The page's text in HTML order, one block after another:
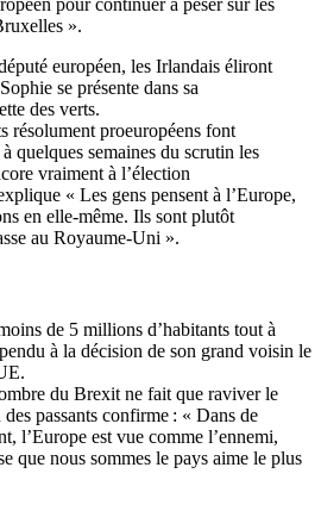
».
européen, les Irlandais éliront
se présente dans sa
des verts.
résolument proeuropéens font
quelques semaines du scrutin les
vraiment à l’élection
« Les gens pensent à l’Europe,
en elle-même. Ils sont plutôt
au Royaume-Uni ».
de 5 millions d’habitants tout à
à la décision de son grand voisin le
du Brexit ne fait que raviver le
passants confirme : « Dans de
l’Europe est vue comme l’ennemi,
que nous sommes le pays aime le plus